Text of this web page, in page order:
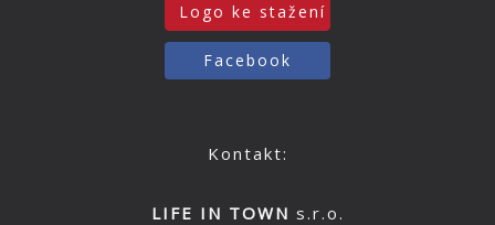
Logo ke stažení
Facebook
Kontakt:
LIFE IN TOWN s.r.o.